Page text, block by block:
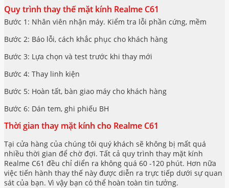
Quy trình thay thế mặt kính Realme C61
Bước 1: Nhân viên nhận máy. Kiểm tra lỗi phần cứng, mềm
Bước 2: Báo lỗi, cách khắc phục cho khách hàng
Bước 3: Lựa chọn và test trước khi thay mới
Bước 4: Thay linh kiện
Bước 5: Hoàn tất, bàn giao máy cho khách hàng
Bước 6: Dán tem, ghi phiếu BH
Thời gian thay mặt kính cho Realme C61
Tại cửa hàng của chúng tôi quý khách sẽ không bị mất quá
nhiều thời gian để chờ đợi. Tất cả quy trình thay mặt kính
Realme C61 đều chỉ diển ra không quá 60 -120 phút. Hơn nữa
việc tiến hành thay thế này được diễn ra trực tiếp dưới sự quan
sát của bạn. Vì vậy bạn có thể hoàn toàn tin tưởng.